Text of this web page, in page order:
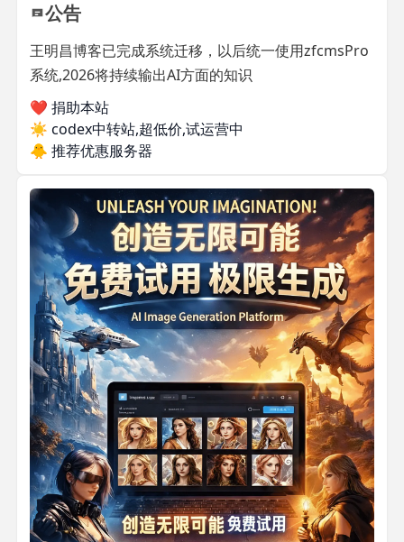
公告
王明昌博客已完成系统迁移，以后统一使用zfcmsPro
系统,2026将持续输出AI方面的知识
❤️ 捐助本站
☀️ codex中转站,超低价,试运营中
🐥 推荐优惠服务器